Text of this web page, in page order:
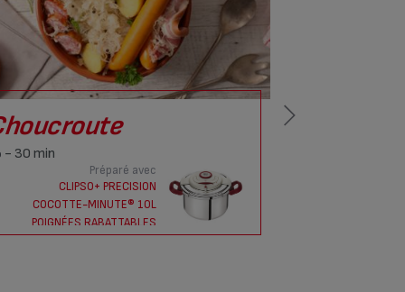
- 30 min
Préparé avec
CLIPSO+ PRECISION
COCOTTE-MINUTE® 10L
POIGNÉES RABATTABLES